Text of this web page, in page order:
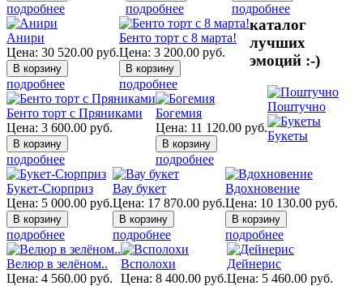
подробнее подробнее подробнее
Анири
Цена: 30 520.00 руб.
подробнее
Бенто торт с 8 марта!
Цена: 3 200.00 руб.
подробнее
Бенто торт с Пряниками
Цена: 3 600.00 руб.
подробнее
Богемия
Цена: 11 120.00 руб.
подробнее
Букет-Сюрприз
Цена: 5 000.00 руб.
подробнее
Вау букет
Цена: 17 870.00 руб.
подробнее
Вдохновение
Цена: 10 130.00 руб.
подробнее
Велюр в зелёном..
Цена: 4 560.00 руб.
Всполохи
Цена: 8 400.00 руб.
Дейнерис
Цена: 5 460.00 руб.
каталог
лучших
эмоций :-)
Поштучно
Букеты